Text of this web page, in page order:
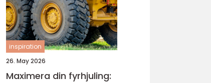
inspiration
26. May 2026
Maximera din fyrhjuling: